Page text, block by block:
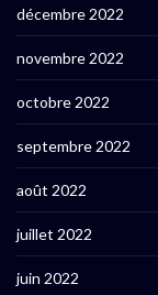
décembre 2022
novembre 2022
octobre 2022
septembre 2022
août 2022
juillet 2022
juin 2022